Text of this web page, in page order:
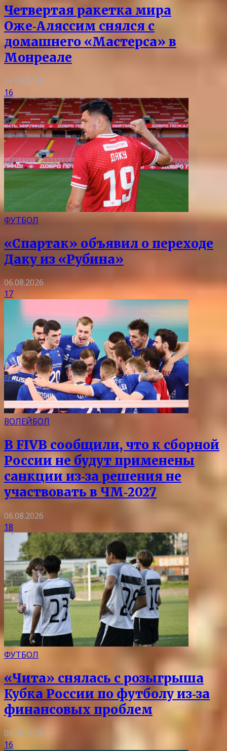
Четвертая ракетка мира
Оже‑Аляссим снялся с
домашнего «Мастерса» в
Монреале
06.08.2026
16
ФУТБОЛ
«Спартак» объявил о переходе
Даку из «Рубина»
06.08.2026
17
ВОЛЕЙБОЛ
В FIVB сообщили, что к сборной
России не будут применены
санкции из‑за решения не
участвовать в ЧМ‑2027
06.08.2026
18
ФУТБОЛ
«Чита» снялась с розыгрыша
Кубка России по футболу из‑за
финансовых проблем
06.08.2026
16